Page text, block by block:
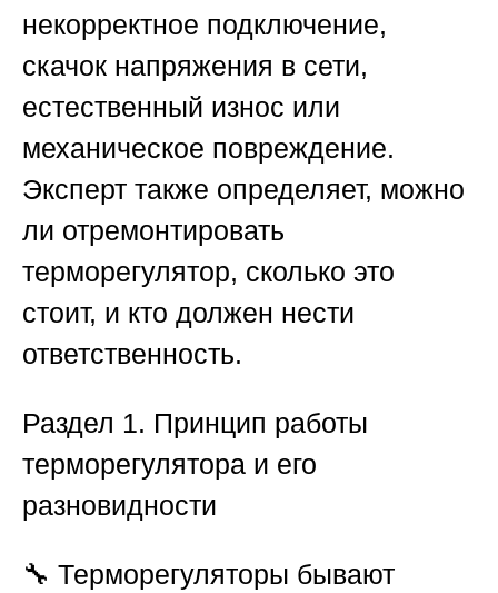
некорректное подключение,
скачок напряжения в сети,
естественный износ или
механическое повреждение.
Эксперт также определяет, можно
ли отремонтировать
терморегулятор, сколько это
стоит, и кто должен нести
ответственность.
Раздел 1. Принцип работы
терморегулятора и его
разновидности
🔧 Терморегуляторы бывают